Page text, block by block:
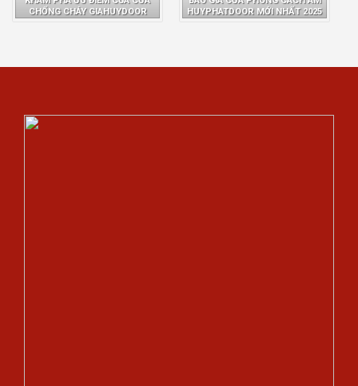
CHỐNG CHÁY GIAHUYDOOR
HUYPHATDOOR MỚI NHẤT 2025